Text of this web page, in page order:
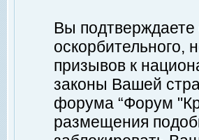
Вы
оскорбительного,
призывов к
законы Вашей
форума “Форум
размещения